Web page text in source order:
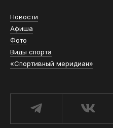
Новости
Афиша
Фото
Виды спорта
«Спортивный меридиан»